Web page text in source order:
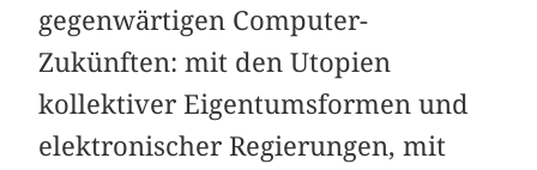
gegenwärtigen Computer-
Zukünften: mit den Utopien
kollektiver Eigentumsformen und
elektronischer Regierungen, mit